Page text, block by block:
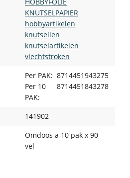
KNUTSELPAPIER
hobbyartikelen
knutsellen
knutselartikelen
vlechtstroken
Per PAK: 8714451943275
Per 10
PAK:
8714451843278
141902
Omdoos a 10 pak x 90
vel